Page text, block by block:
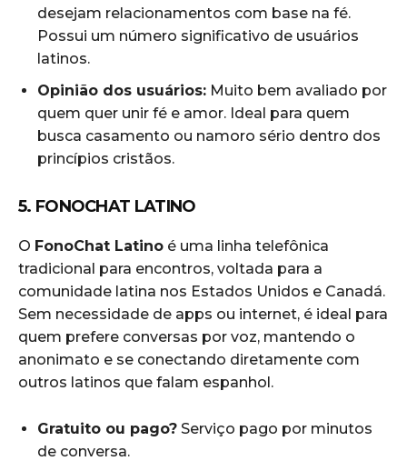
desejam relacionamentos com base na fé.
Possui um número significativo de usuários
latinos.
Opinião dos usuários: Muito bem avaliado por
quem quer unir fé e amor. Ideal para quem
busca casamento ou namoro sério dentro dos
princípios cristãos.
5. FONOCHAT LATINO
O FonoChat Latino é uma linha telefônica
tradicional para encontros, voltada para a
comunidade latina nos Estados Unidos e Canadá.
Sem necessidade de apps ou internet, é ideal para
quem prefere conversas por voz, mantendo o
anonimato e se conectando diretamente com
outros latinos que falam espanhol.
Gratuito ou pago? Serviço pago por minutos
de conversa.